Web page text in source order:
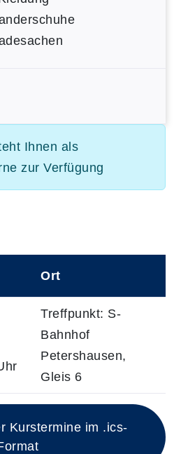
Ihnen als
zur Verfügung
zum diesen Kurs
Ort
Treffpunkt: S-
Bahnhof
Petershausen,
Gleis 6
Kurstermine im .ics-